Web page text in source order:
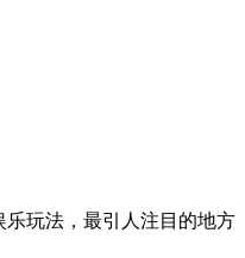
玩法，最引人注目的地方